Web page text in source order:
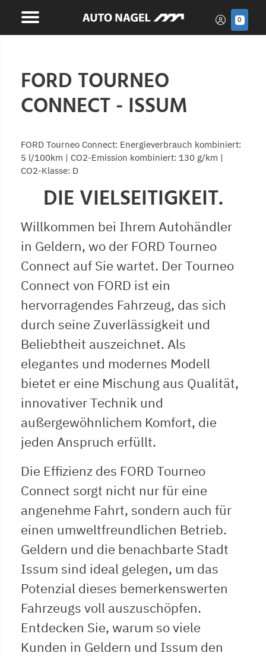
0
FORD TOURNEO
CONNECT - ISSUM
FORD Tourneo Connect: Energieverbrauch kombiniert:
5 l/100km | CO2-Emission kombiniert: 130 g/km |
CO2-Klasse: D
DIE VIELSEITIGKEIT.
Willkommen bei Ihrem Autohändler
in Geldern, wo der FORD Tourneo
Connect auf Sie wartet. Der Tourneo
Connect von FORD ist ein
hervorragendes Fahrzeug, das sich
durch seine Zuverlässigkeit und
Beliebtheit auszeichnet. Als
elegantes und modernes Modell
bietet er eine Mischung aus Qualität,
innovativer Technik und
außergewöhnlichem Komfort, die
jeden Anspruch erfüllt.
Die Effizienz des FORD Tourneo
Connect sorgt nicht nur für eine
angenehme Fahrt, sondern auch für
einen umweltfreundlichen Betrieb.
Geldern und die benachbarte Stadt
Issum sind ideal gelegen, um das
Potenzial dieses bemerkenswerten
Fahrzeugs voll auszuschöpfen.
Entdecken Sie, warum so viele
Kunden in Geldern und Issum den